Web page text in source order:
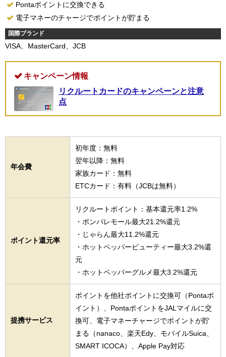
Pontaポイントに交換できる
電子マネーのチャージでポイントが貯まる
国際ブランド
VISA、MasterCard、JCB
キャンペーン情報
リクルートカードのキャンペーンと注意
点
年会費
初年度：無料
翌年以降：無料
家族カード：無料
ETCカード：有料（JCBは無料）
ポイント還元率
リクルートポイント：基本還元率1.2%
・ポンパレモール最大21.2%還元
・じゃらん最大11.2%還元
・ホットペッパービューティー最大3.2%還
元
・ホットペッパーグルメ最大3.2%還元
提携サービス
ポイントを他社ポイントに交換可（Pontaポ
イント）、PontaポイントをJALマイルに交
換可、電子マネーチャージでポイントが貯
まる（nanaco、楽天Edy、モバイルSuica、
SMART ICOCA）、Apple Pay対応